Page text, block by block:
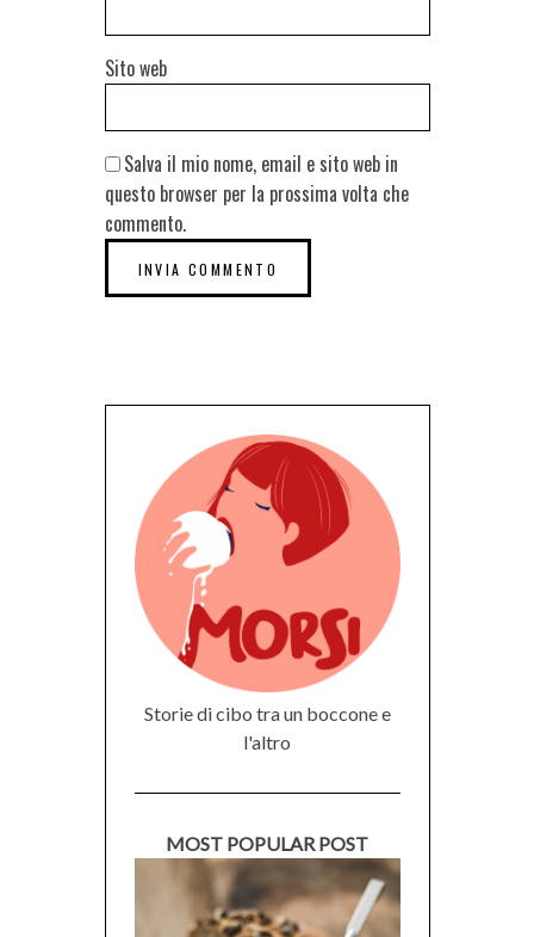
Sito web
Salva il mio nome, email e sito web in
questo browser per la prossima volta che
commento.
Storie di cibo tra un boccone e
l'altro
MOST POPULAR POST